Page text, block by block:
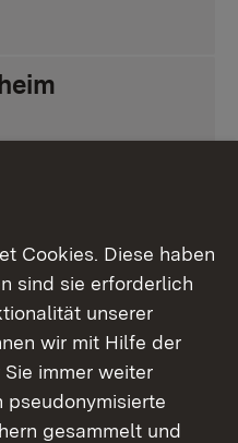
Cookies. Diese haben
sind sie erforderlich
unserer
wir mit Hilfe der
immer weiter
pseudonymisierte
gesammelt und